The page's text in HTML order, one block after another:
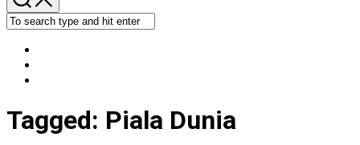
Tagged: Piala Dunia